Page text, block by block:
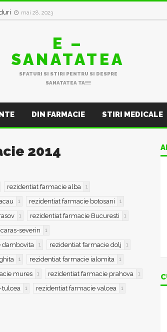
Respiratorii ianuarie 11, 2023
E –
SANATATEA
SFATURI SI STIRI PENTRU SI DESPRE
SANATATEA TA!!!
DIN FARMACIE STIRI MEDICALE
2014
rezidentiat farmacie alba 1
1 rezidentiat farmacie botosani 1
1 rezidentiat farmacie Bucuresti 1
severin 1
dambovita 1 rezidentiat farmacie dolj 1
1 rezidentiat farmacie ialomita 1
mures 1 rezidentiat farmacie prahova 1
tulcea 1 rezidentiat farmacie valcea 1